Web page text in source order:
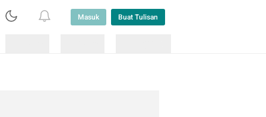
Masuk Buat Tulisan